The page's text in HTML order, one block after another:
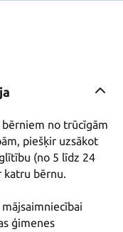
no trūcīgām
piešķir uzsākot
(no 5 līdz 24
katru bērnu.
ģimenes